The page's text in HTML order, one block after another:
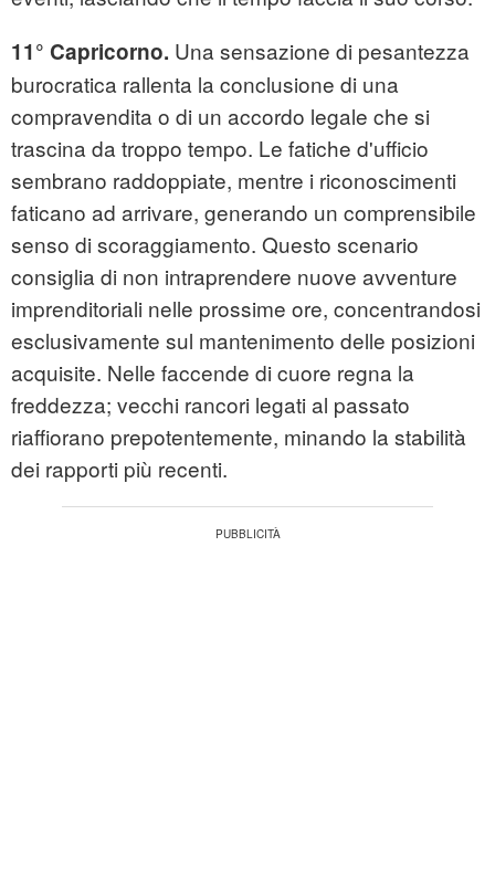
11° Capricorno. Una sensazione di pesantezza
burocratica rallenta la conclusione di una
compravendita o di un accordo legale che si
trascina da troppo tempo. Le fatiche d'ufficio
sembrano raddoppiate, mentre i riconoscimenti
faticano ad arrivare, generando un comprensibile
senso di scoraggiamento. Questo scenario
consiglia di non intraprendere nuove avventure
imprenditoriali nelle prossime ore, concentrandosi
esclusivamente sul mantenimento delle posizioni
acquisite. Nelle faccende di cuore regna la
freddezza; vecchi rancori legati al passato
riaffiorano prepotentemente, minando la stabilità
dei rapporti più recenti.